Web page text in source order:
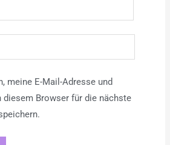
meine E-Mail-Adresse und
diesem Browser für die nächste